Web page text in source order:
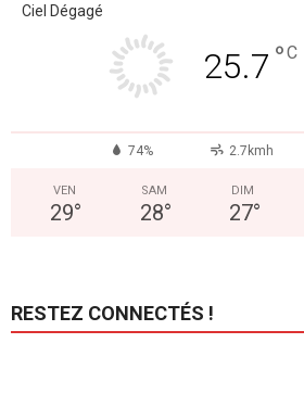
Ciel Dégagé
25.7 °C
74% 2.7kmh
VEN
29°
SAM
28°
DIM
27°
RESTEZ CONNECTÉS !